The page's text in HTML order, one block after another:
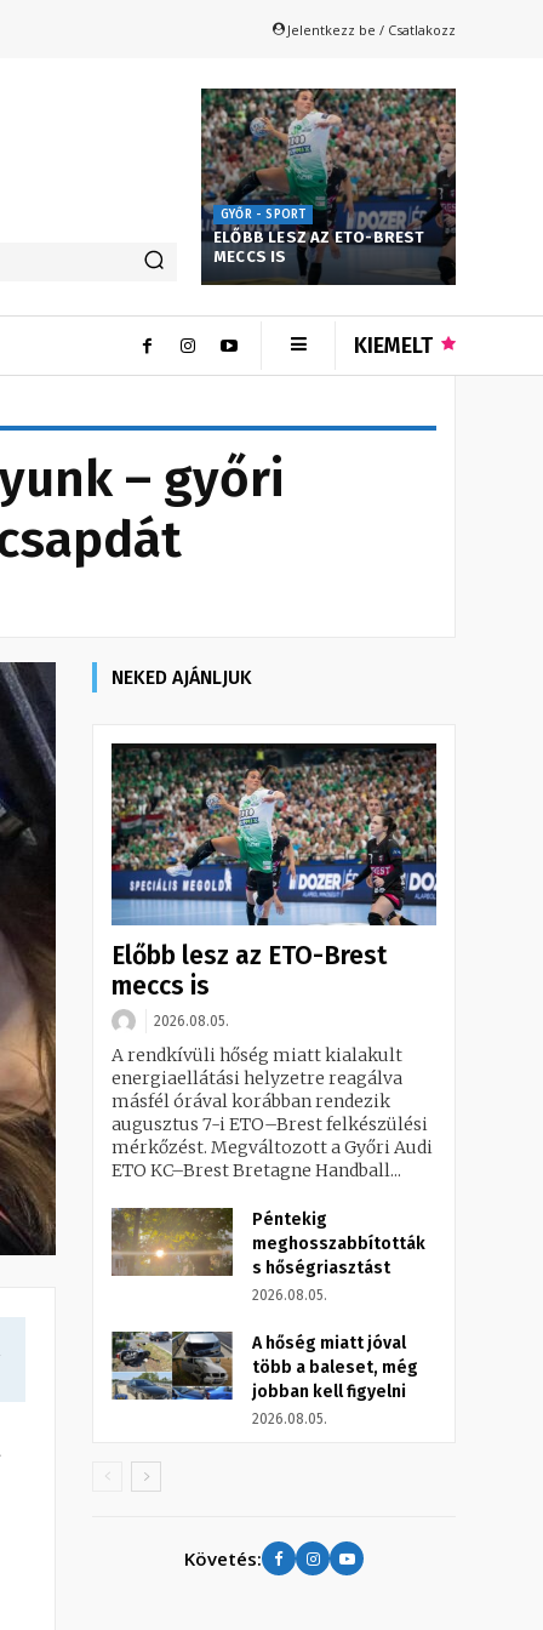
Jelentkezz be / Csatlakozz
GYŐR - SPORT
ELŐBB LESZ AZ ETO-BREST
MECCS IS
KIEMELT
– győri
NEKED AJÁNLJUK
Előbb lesz az ETO-Brest
meccs is
2026.08.05.
A rendkívüli hőség miatt kialakult
energiaellátási helyzetre reagálva
másfél órával korábban rendezik
augusztus 7-i ETO–Brest felkészülési
mérkőzést. Megváltozott a Győri Audi
ETO KC–Brest Bretagne Handball...
Péntekig
meghosszabbították
s hőségriasztást
2026.08.05.
A hőség miatt jóval
több a baleset, még
jobban kell figyelni
2026.08.05.
Követés: